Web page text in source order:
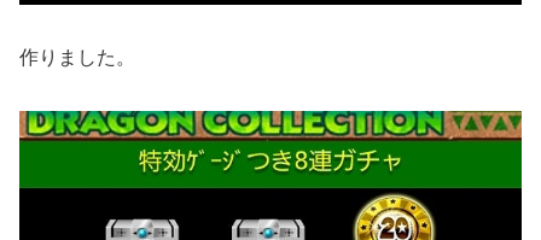
作りました。